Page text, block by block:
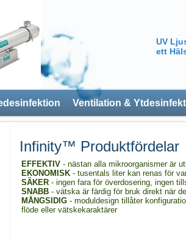
UV
ett
Ventilation &
Infinity™ Produktfördelar
EFFEKTIV - nästan alla mikroorganismer är
EKONOMISK - tusentals liter kan renas för
SÄKER - ingen fara för överdosering, ingen
SNABB - vätska är färdig för bruk direkt när
MÅNGSIDIG - moduldesign tillåter
flöde eller vätskekaraktärer